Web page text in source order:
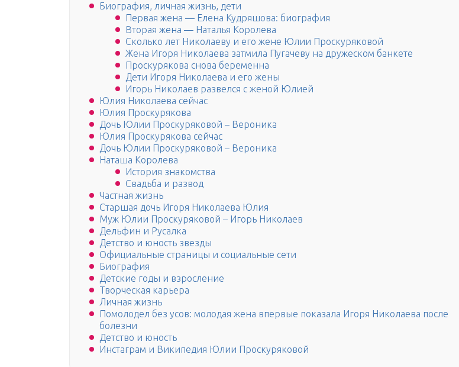
Биография, личная жизнь, дети
Первая жена — Елена Кудряшова: биография
Вторая жена — Наталья Королева
Сколько лет Николаеву и его жене Юлии Проскуряковой
Жена Игоря Николаева затмила Пугачеву на дружеском банкете
Проскурякова снова беременна
Дети Игоря Николаева и его жены
Игорь Николаев развелся с женой Юлией
Юлия Николаева сейчас
Юлия Проскурякова
Дочь Юлии Проскуряковой – Вероника
Юлия Проскурякова сейчас
Дочь Юлии Проскуряковой – Вероника
Наташа Королева
История знакомства
Свадьба и развод
Частная жизнь
Старшая дочь Игоря Николаева Юлия
Муж Юлии Проскуряковой – Игорь Николаев
Дельфин и Русалка
Детство и юность звезды
Официальные страницы и социальные сети
Биография
Детские годы и взросление
Творческая карьера
Личная жизнь
Помолодел без усов: молодая жена впервые показала Игоря Николаева после
болезни
Детство и юность
Инстаграм и Википедия Юлии Проскуряковой